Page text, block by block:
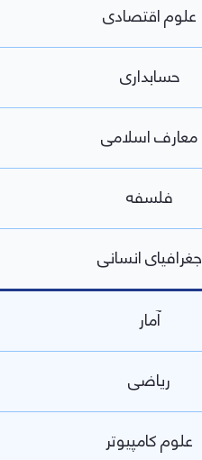
علوم اقتصادی
حسابداری
معارف اسلامی
فلسفه
جغرافیای انسانی
آمار
ریاضی
علوم کامپیوتر